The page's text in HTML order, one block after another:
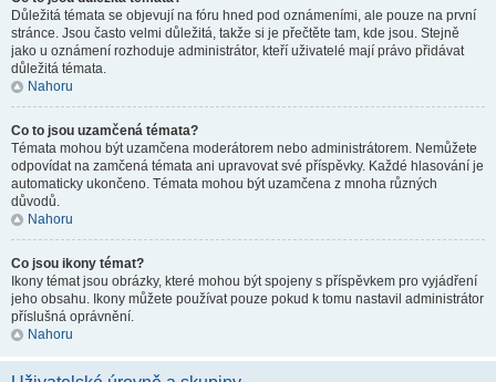
Důležitá témata se objevují na fóru hned pod oznámeními, ale pouze na první
stránce. Jsou často velmi důležitá, takže si je přečtěte tam, kde jsou. Stejně
jako u oznámení rozhoduje administrátor, kteří uživatelé mají právo přidávat
důležitá témata.
Nahoru
Co to jsou uzamčená témata?
Témata mohou být uzamčena moderátorem nebo administrátorem. Nemůžete
odpovídat na zamčená témata ani upravovat své příspěvky. Každé hlasování je
automaticky ukončeno. Témata mohou být uzamčena z mnoha různých
důvodů.
Nahoru
Co jsou ikony témat?
Ikony témat jsou obrázky, které mohou být spojeny s příspěvkem pro vyjádření
jeho obsahu. Ikony můžete používat pouze pokud k tomu nastavil administrátor
příslušná oprávnění.
Nahoru